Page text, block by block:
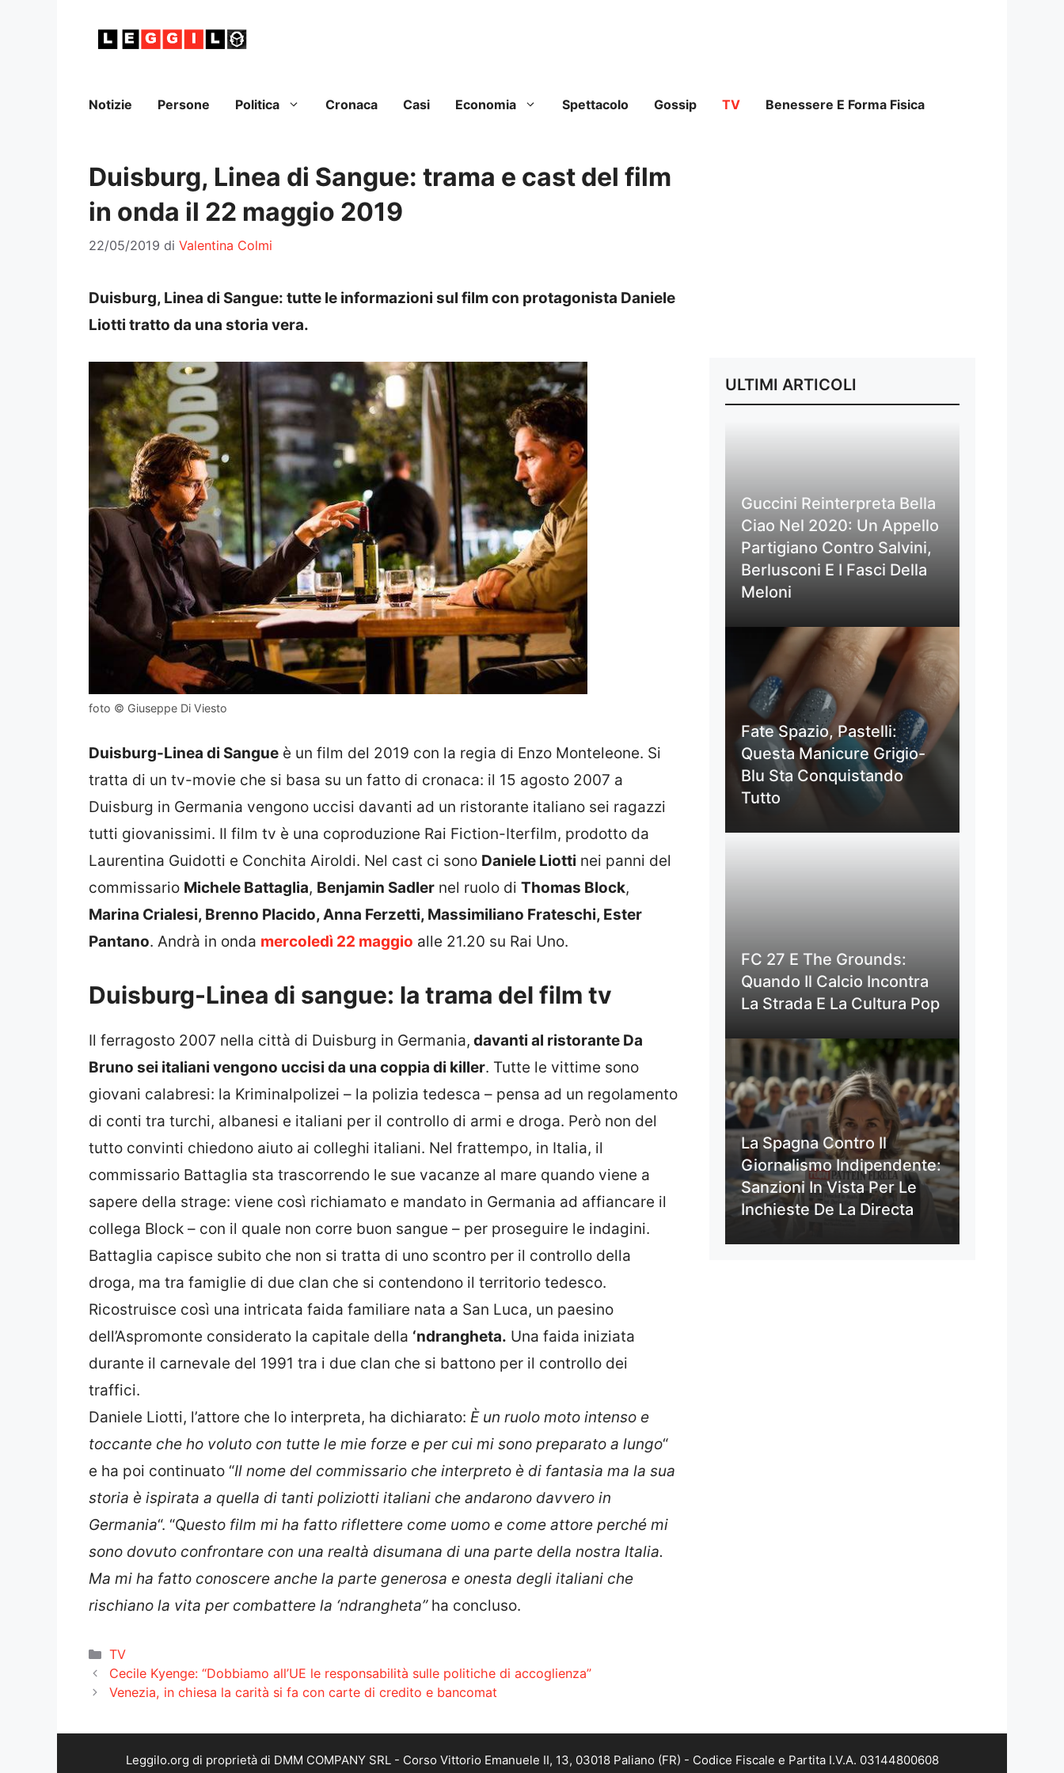
Notizie Persone Politica Cronaca Casi Economia Spettacolo Gossip TV Benessere E Forma Fisica
Duisburg, Linea di Sangue: trama e cast del film
in onda il 22 maggio 2019
22/05/2019 di Valentina Colmi
Duisburg, Linea di Sangue: tutte le informazioni sul film con protagonista Daniele
Liotti tratto da una storia vera.
foto © Giuseppe Di Viesto
Duisburg-Linea di Sangue è un film del 2019 con la regia di Enzo Monteleone. Si
tratta di un tv-movie che si basa su un fatto di cronaca: il 15 agosto 2007 a
Duisburg in Germania vengono uccisi davanti ad un ristorante italiano sei ragazzi
tutti giovanissimi. Il film tv è una coproduzione Rai Fiction-Iterfilm, prodotto da
Laurentina Guidotti e Conchita Airoldi. Nel cast ci sono Daniele Liotti nei panni del
commissario Michele Battaglia, Benjamin Sadler nel ruolo di Thomas Block,
Marina Crialesi, Brenno Placido, Anna Ferzetti, Massimiliano Frateschi, Ester
Pantano. Andrà in onda mercoledì 22 maggio alle 21.20 su Rai Uno.
Duisburg-Linea di sangue: la trama del film tv
Il ferragosto 2007 nella città di Duisburg in Germania, davanti al ristorante Da
Bruno sei italiani vengono uccisi da una coppia di killer. Tutte le vittime sono
giovani calabresi: la Kriminalpolizei – la polizia tedesca – pensa ad un regolamento
di conti tra turchi, albanesi e italiani per il controllo di armi e droga. Però non del
tutto convinti chiedono aiuto ai colleghi italiani. Nel frattempo, in Italia, il
commissario Battaglia sta trascorrendo le sue vacanze al mare quando viene a
sapere della strage: viene così richiamato e mandato in Germania ad affiancare il
collega Block – con il quale non corre buon sangue – per proseguire le indagini.
Battaglia capisce subito che non si tratta di uno scontro per il controllo della
droga, ma tra famiglie di due clan che si contendono il territorio tedesco.
Ricostruisce così una intricata faida familiare nata a San Luca, un paesino
dell’Aspromonte considerato la capitale della ‘ndrangheta. Una faida iniziata
durante il carnevale del 1991 tra i due clan che si battono per il controllo dei
traffici.
Daniele Liotti, l’attore che lo interpreta, ha dichiarato: È un ruolo moto intenso e
toccante che ho voluto con tutte le mie forze e per cui mi sono preparato a lungo“
e ha poi continuato “Il nome del commissario che interpreto è di fantasia ma la sua
storia è ispirata a quella di tanti poliziotti italiani che andarono davvero in
Germania“. “Questo film mi ha fatto riflettere come uomo e come attore perché mi
sono dovuto confrontare con una realtà disumana di una parte della nostra Italia.
Ma mi ha fatto conoscere anche la parte generosa e onesta degli italiani che
rischiano la vita per combattere la ‘ndrangheta” ha concluso.
Categorie
TV
Cecile Kyenge: “Dobbiamo all’UE le responsabilità sulle politiche di accoglienza”
Venezia, in chiesa la carità si fa con carte di credito e bancomat
ULTIMI ARTICOLI
Guccini Reinterpreta Bella
Ciao Nel 2020: Un Appello
Partigiano Contro Salvini,
Berlusconi E I Fasci Della
Meloni
Fate Spazio, Pastelli:
Questa Manicure Grigio-
Blu Sta Conquistando
Tutto
FC 27 E The Grounds:
Quando Il Calcio Incontra
La Strada E La Cultura Pop
La Spagna Contro Il
Giornalismo Indipendente:
Sanzioni In Vista Per Le
Inchieste De La Directa
Leggilo.org di proprietà di DMM COMPANY SRL - Corso Vittorio Emanuele II, 13, 03018 Paliano (FR) - Codice Fiscale e Partita I.V.A. 03144800608